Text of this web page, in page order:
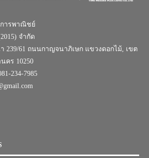
ารพาณิชย์
จำกัด
239/61 ถนนกาญจนาภิเษก แขวงดอกไม้, เขต
คร 10250
234-7985